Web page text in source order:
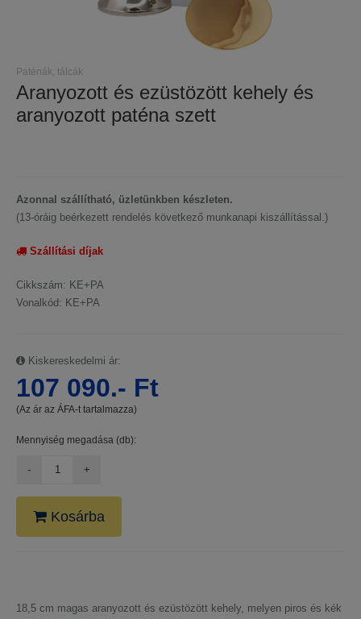
Paténák, tálcák
Aranyozott és ezüstözött kehely és
aranyozott paténa szett
Azonnal szállítható, üzletünkben készleten.
(13-óráig beérkezett rendelés következő munkanapi kiszállítással.)
Szállítási díjak
Cikkszám: KE+PA
Vonalkód: KE+PA
Kiskereskedelmi ár:
107 090.- Ft
(Az ár az ÁFA-t tartalmazza)
Mennyiség megadása (db):
Kosárba
18,5 cm magas aranyozott és ezüstözött kehely, melyen piros és kék